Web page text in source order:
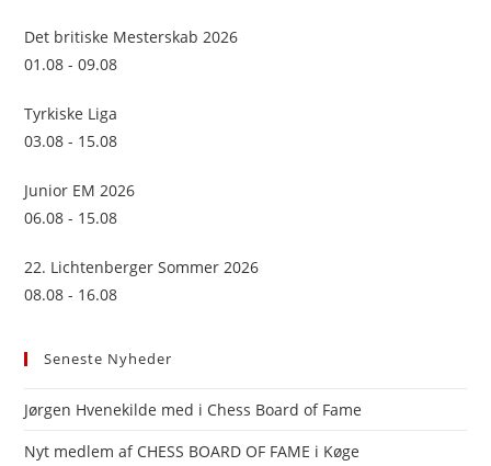
Det britiske Mesterskab 2026
01.08 - 09.08
Tyrkiske Liga
03.08 - 15.08
Junior EM 2026
06.08 - 15.08
22. Lichtenberger Sommer 2026
08.08 - 16.08
Seneste Nyheder
Jørgen Hvenekilde med i Chess Board of Fame
Nyt medlem af CHESS BOARD OF FAME i Køge